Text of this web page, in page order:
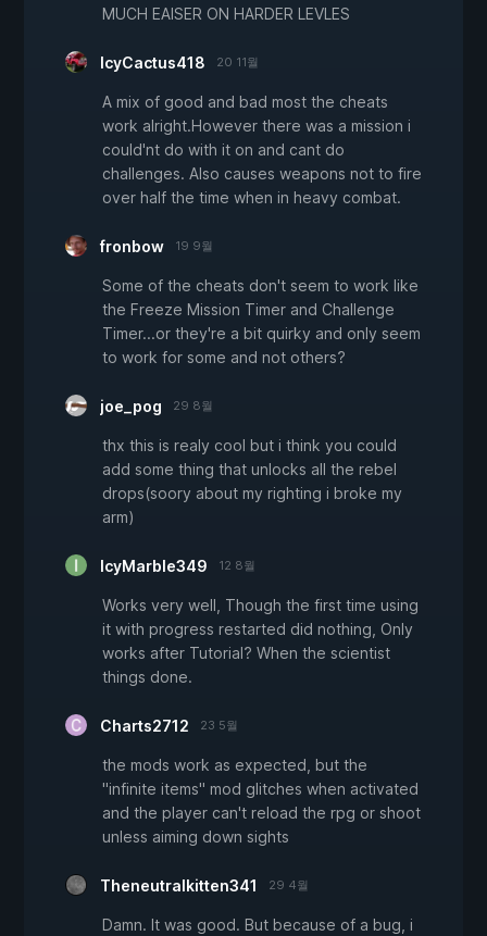
MUCH EAISER ON HARDER LEVLES
IcyCactus418 20 11월
A mix of good and bad most the cheats
work alright.However there was a mission i
could'nt do with it on and cant do
challenges. Also causes weapons not to fire
over half the time when in heavy combat.
fronbow 19 9월
Some of the cheats don't seem to work like
the Freeze Mission Timer and Challenge
Timer...or they're a bit quirky and only seem
to work for some and not others?
joe_pog 29 8월
thx this is realy cool but i think you could
add some thing that unlocks all the rebel
drops(soory about my righting i broke my
arm)
IcyMarble349 12 8월
Works very well, Though the first time using
it with progress restarted did nothing, Only
works after Tutorial? When the scientist
things done.
Charts2712 23 5월
the mods work as expected, but the
"infinite items" mod glitches when activated
and the player can't reload the rpg or shoot
unless aiming down sights
Theneutralkitten341 29 4월
Damn. It was good. But because of a bug, i